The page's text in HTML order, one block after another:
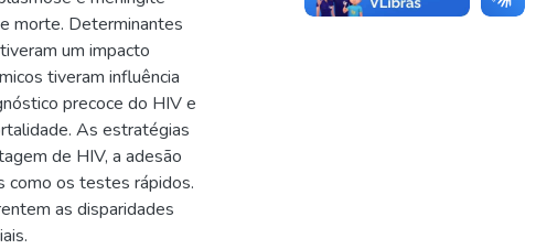
morte. Determinantes
um impacto
tiveram influência
precoce do HIV e
As estratégias
de HIV, a adesão
como os testes rápidos.
as disparidades